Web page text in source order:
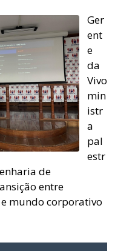
Ger
ent
e
da
Vivo
min
istr
a
pal
estr
de
entre
mundo corporativo